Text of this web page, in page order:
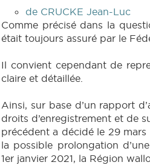
de CRUCKE Jean-Luc
Comme précisé dans la
était toujours assuré par le
Il convient cependant de
claire et détaillée.
Ainsi, sur base d’un rapport
droits d’enregistrement et de
précédent a décidé le 29
la possible prolongation
1er janvier 2021, la Région